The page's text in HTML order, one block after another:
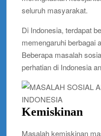
seluruh masyarakat.
Di Indonesia, terdapat
memengaruhi berbagai
Beberapa masalah
perhatian di Indonesia
Kemiskinan
Masalah kemiskinan